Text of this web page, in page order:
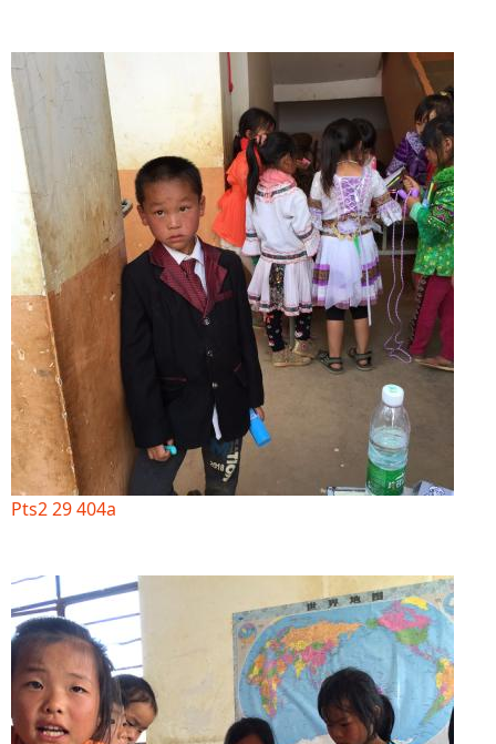
Pts2 29 404a